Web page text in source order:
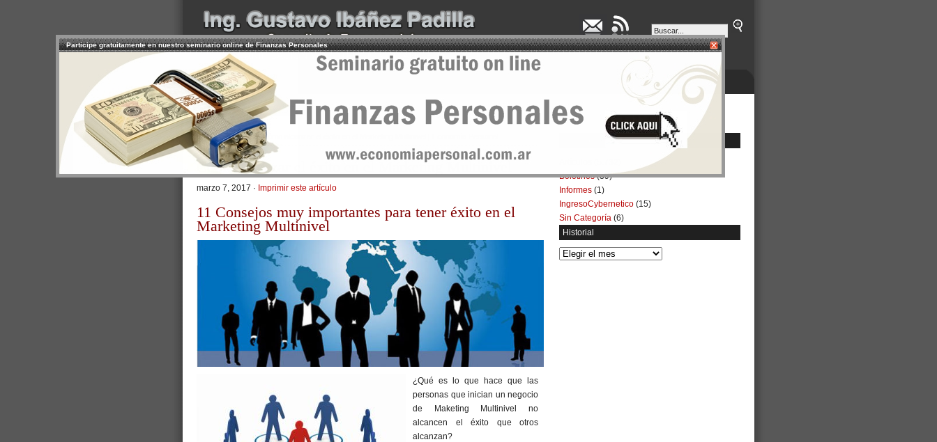
INICIO SERVICIOS BOLETINES NEGOCIOS
CONTACTO USUARIO
>Inicio/Artículos / Cómo alcanzar el éxito en el Marketing Multinivel | Economía Personal
Cómo alcanzar el éxito en el Marketing Multinivel
marzo 7, 2017 · Imprimir este artículo
11 Consejos muy importantes para tener éxito en el
Marketing Multinivel
¿Qué es lo que hace que las
personas que inician un negocio
de Maketing Multinivel no
alcancen el éxito que otros
alcanzan?
Participe gratuitamente en nuestro seminario online de Finanzas Personales
Boletines(39)
Informes (1)
IngresoCybernetico (15)
Sin Categoría (6)
Historial
Historial